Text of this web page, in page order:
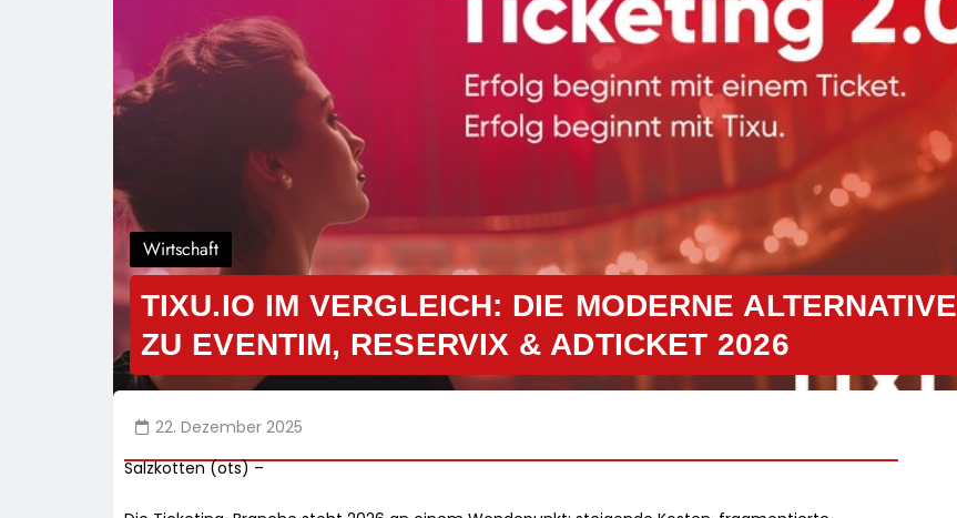
Wirtschaft
TIXU.IO IM VERGLEICH: DIE MODERNE ALTERNATIVE
ZU EVENTIM, RESERVIX & ADTICKET 2026
22. Dezember 2025
Salzkotten (ots) –